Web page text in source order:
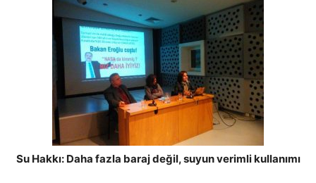
Su Hakkı: Daha fazla baraj değil, suyun verimli kullanımı